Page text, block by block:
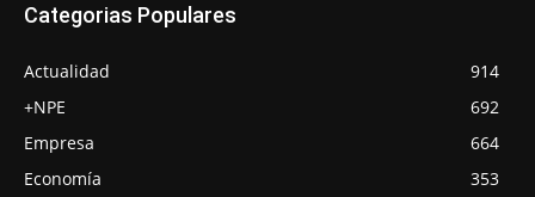
Categorias Populares
Actualidad
914
+NPE
692
Empresa
664
Economía
353